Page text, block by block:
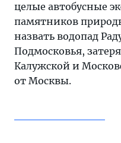
целые автобусные
памятников
назвать водопад
Подмосковья,
Калужской и
от Москвы.